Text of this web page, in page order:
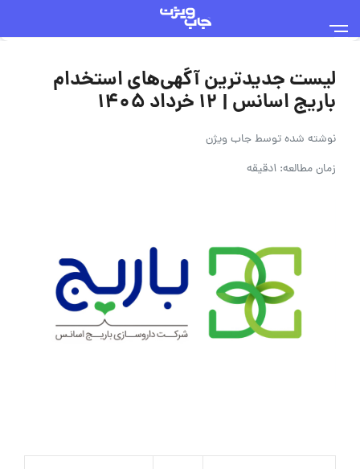
لیست جدیدترین آگهی‌های استخدام
باریج اسانس | ۱۲ خرداد ۱۴۰۵
نوشته شده توسطجاب ویژن
زمان مطالعه: 1دقیقه